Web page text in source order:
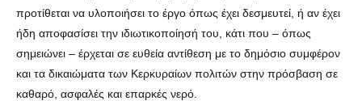
προτίθεται να υλοποιήσει το έργο όπως έχει δεσμευτεί, ή αν έχει
ήδη αποφασίσει την ιδιωτικοποίησή του, κάτι που – όπως
σημειώνει – έρχεται σε ευθεία αντίθεση με το δημόσιο συμφέρον
και τα δικαιώματα των Κερκυραίων πολιτών στην πρόσβαση σε
καθαρό, ασφαλές και επαρκές νερό.